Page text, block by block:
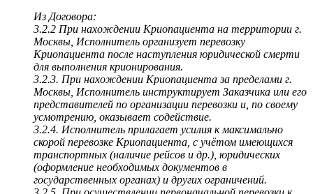
Из Договора:
3.2.2 При нахождении Криопациента на территории г.
Москвы, Исполнитель организует перевозку
Криопациента после наступления юридической смерти
для выполнения крионирования.
3.2.3. При нахождении Криопациента за пределами г.
Москвы, Исполнитель инструктирует Заказчика или его
представителей по организации перевозки и, по своему
усмотрению, оказывает содействие.
3.2.4. Исполнитель прилагает усилия к максимально
скорой перевозке Криопациента, с учётом имеющихся
транспортных (наличие рейсов и др.), юридических
(оформление необходимых документов в
государственных органах) и других ограничений.